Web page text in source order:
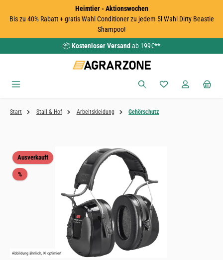
Heimtier - Aktionswochen
Bis zu 40% Rabatt + gratis Wahl Conditioner zu jedem 5l Wahl Dirty Beastie
Shampoo!
📦Kostenloser Versand ab 199€**
Du hast 0
Start Stall & Hof Arbeitskleidung Gehörschutz
Bildergalerie überspringen
Ausverkauft
%Rabatt
Abbildung ähnlich, KI optimiert